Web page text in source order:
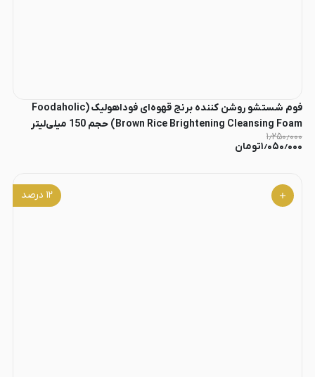
فوم شستشو روشن کننده برنج قهوه‌ای فوداهولیک (Foodaholic
Brown Rice Brightening Cleansing Foam) حجم 150 میلی‌لیتر
۱٫۲۵۰٫۰۰۰
۱٫۰۵۰٫۰۰۰تومان
۱۲ درصد